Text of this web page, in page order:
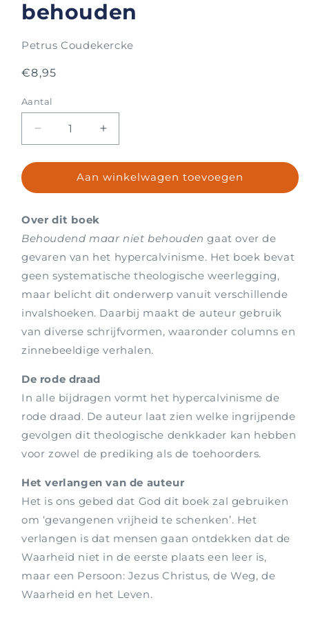
behouden
Petrus Coudekercke
Normale
€8,95
Aantal
Aantal
Aantal
verlagen
voor
Behoudend
maar
behouden
Aantal
verhogen
voor
Behoudend
maar
Aan winkelwagen toevoegen
Over dit boek
Behoudend maar niet behouden gaat over de
gevaren van het hypercalvinisme. Het boek bevat
geen systematische theologische weerlegging,
maar belicht dit onderwerp vanuit verschillende
invalshoeken. Daarbij maakt de auteur gebruik
van diverse schrijfvormen, waaronder columns en
zinnebeeldige verhalen.
De rode draad
In alle bijdragen vormt het hypercalvinisme de
rode draad. De auteur laat zien welke ingrijpende
gevolgen dit theologische denkkader kan hebben
voor zowel de prediking als de toehoorders.
Het verlangen van de auteur
Het is ons gebed dat God dit boek zal gebruiken
om ‘gevangenen vrijheid te schenken’. Het
verlangen is dat mensen gaan ontdekken dat de
Waarheid niet in de eerste plaats een leer is,
maar een Persoon: Jezus Christus, de Weg, de
Waarheid en het Leven.